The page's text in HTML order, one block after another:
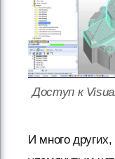
Доступ к
И много